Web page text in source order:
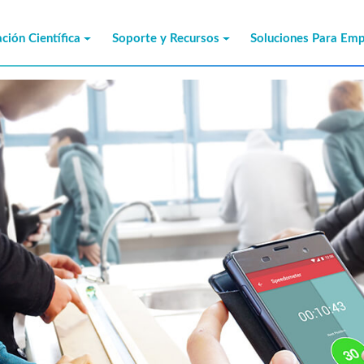
Científica Soporte y Recursos Soluciones Para